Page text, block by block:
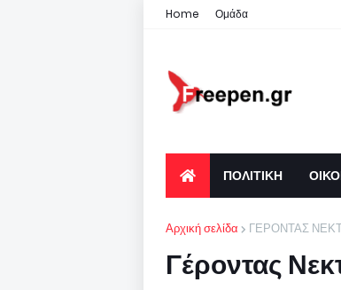
Home Ομάδα
ΠΟΛΙΤΙΚΗ
Αρχική σελίδα ΓΕΡΟΝΤΑΣ
Γέροντας